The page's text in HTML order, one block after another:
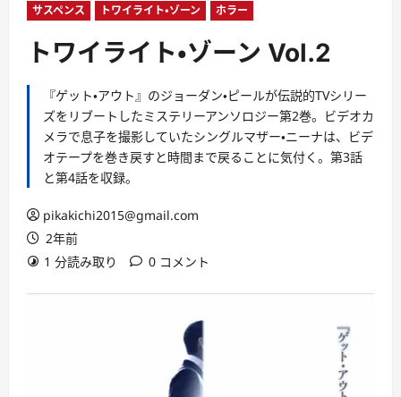
ー
サスペンス トワイライト・ゾーン ホラー
トワイライト・ゾーン Vol.2
『ゲット・アウト』のジョーダン・ピールが伝説的TVシリー
ズをリブートしたミステリーアンソロジー第2巻。ビデオカ
メラで息子を撮影していたシングルマザー・ニーナは、ビデ
オテープを巻き戻すと時間まで戻ることに気付く。第3話
と第4話を収録。
pikakichi2015@gmail.com
2年前
1 分読み取り
0 コメント